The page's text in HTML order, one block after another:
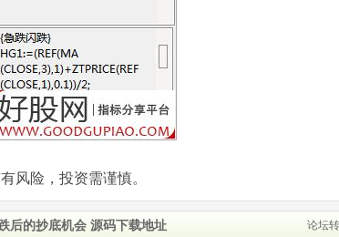
风险，投资需谨慎。
后的抄底机会 源码下载地址 论坛